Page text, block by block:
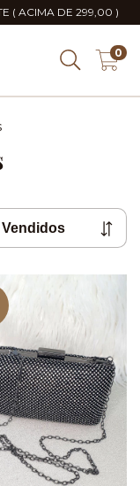
( ACIMA DE 299,00 )
0